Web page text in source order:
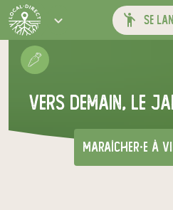
se
veRs deMain, Le
maraîcher·e à